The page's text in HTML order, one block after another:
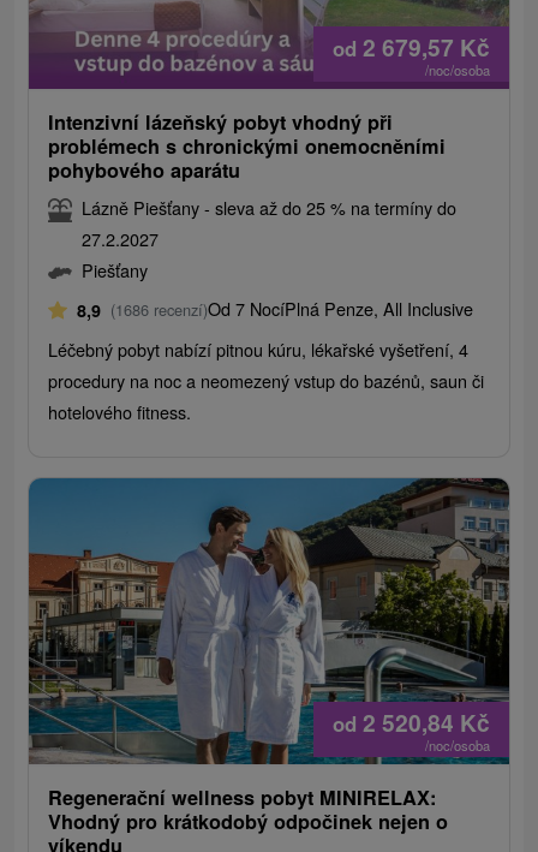
od 2 679,57 Kč
/noc/osoba
Intenzivní lázeňský pobyt vhodný při
problémech s chronickými onemocněními
pohybového aparátu
Lázně Piešťany - sleva až do 25 % na termíny do
27.2.2027
Piešťany
8,9 (1686 recenzí)Od 7 NocíPlná Penze, All Inclusive
Léčebný pobyt nabízí pitnou kúru, lékařské vyšetření, 4
procedury na noc a neomezený vstup do bazénů, saun či
hotelového fitness.
od 2 520,84 Kč
/noc/osoba
Regenerační wellness pobyt MINIRELAX:
Vhodný pro krátkodobý odpočinek nejen o
víkendu